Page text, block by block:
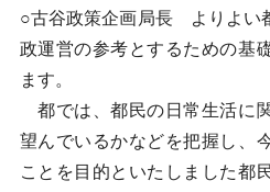
○古谷政策企画局長 よりよい
政運営の参考とするための基
ます。
都では、都民の日常生活に
望んでいるかなどを把握し、
ことを目的といたしました都